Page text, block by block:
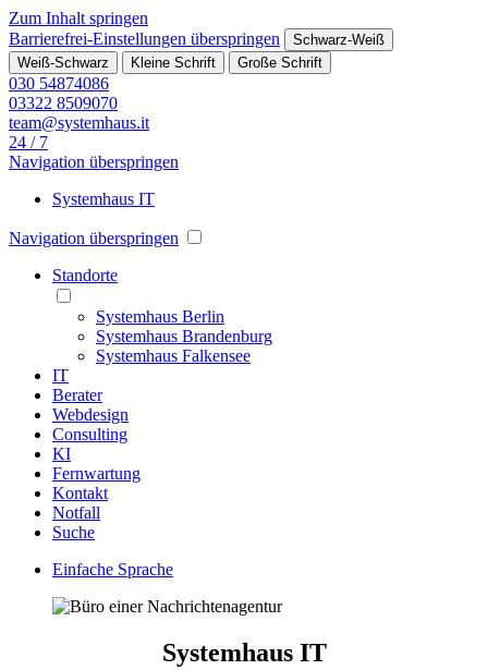
Zum Inhalt springen
Barrierefrei-Einstellungen überspringen
Schwarz-Weiß
Weiß-Schwarz
Kleine Schrift Große Schrift
030 54874086
03322 8509070
team@systemhaus.it
24 / 7
Navigation überspringen
Systemhaus IT
Navigation überspringen
Standorte
Systemhaus Berlin
Systemhaus Brandenburg
Systemhaus Falkensee
IT
Berater
Webdesign
Consulting
KI
Fernwartung
Kontakt
Notfall
Suche
Einfache Sprache
Systemhaus IT